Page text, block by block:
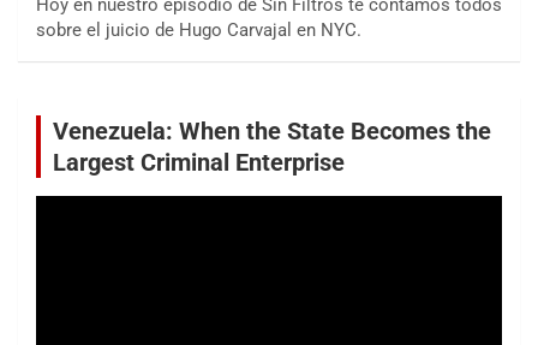
sobre el juicio de Hugo Carvajal en NYC.
Venezuela: When the State Becomes the
Largest Criminal Enterprise